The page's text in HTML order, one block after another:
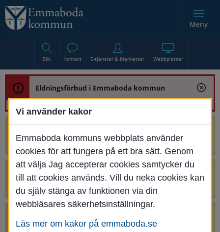
Sök Kontakt E-tjänster & blanketter Webbplatser
Meny
Eldningsförbud i Emmaboda kommun
renoveringen av Bjurbäcksbron
Tillfälliga avstängningar på Centrumtorget
v. 25-34
avstängda.
Vi använder kakor
Emmaboda kommuns webbplats använder
cookies för att fungera på ett bra sätt. Genom
att välja Jag accepterar cookies samtycker du
till att cookies används. Vill du neka cookies kan
du själv stänga av funktionen via din
webbläsares säkerhetsinställningar.
Läs mer om kakor på emmaboda.se